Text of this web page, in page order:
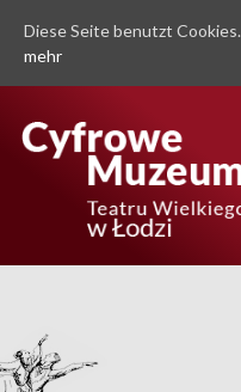
Diese Seite benutzt Cookies.
mehr